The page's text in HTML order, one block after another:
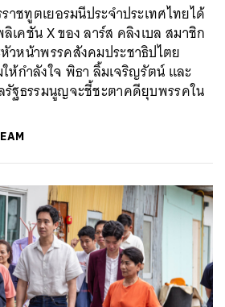
าชทูตเยอรมนีประจำประเทศไทยได้
คชัน X ของ ลาร์ส คลิงเบล สมาชิก
หน้าพรรคสังคมประชาธิปไตย
ห้กำลังใจ พิธา ลิ้มเจริญรัตน์ และ
ฐธรรมนูญจะชี้ชะตาคดียุบพรรคใน